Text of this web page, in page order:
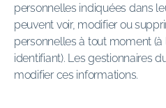
personnelles indiquées dans
peuvent voir, modifier ou
personnelles à tout moment (à
identifiant). Les gestionnaires
modifier ces informations.